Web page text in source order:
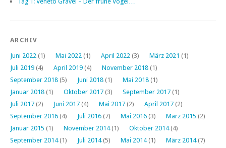
ARCHIV
Juni 2022 (1) Mai 2022 (1) April 2022 (3) März 2021 (1)
Juli 2019 (4) April 2019 (4) November 2018 (1)
September 2018 (5) Juni 2018 (1) Mai 2018 (1)
Januar 2018 (1) Oktober 2017 (3) September 2017 (1)
Juli 2017 (2) Juni 2017 (4) Mai 2017 (2) April 2017 (2)
September 2016 (4) Juli 2016 (7) Mai 2016 (3) März 2015 (2)
Januar 2015 (1) November 2014(1) Oktober 2014(4)
September 2014(1) Juli 2014(5) Mai 2014(1) März 2014(7)